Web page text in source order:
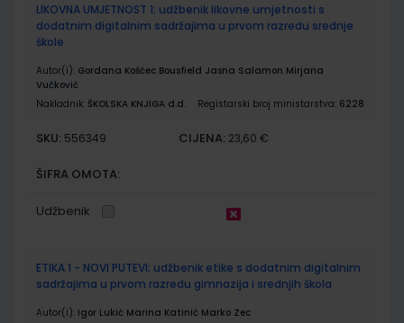
LIKOVNA UMJETNOST 1; udžbenik likovne umjetnosti s
dodatnim digitalnim sadržajima u prvom razredu srednje
škole
Autor(i): Gordana Košćec Bousfield Jasna Salamon Mirjana
Vučković
Nakladnik: ŠKOLSKA KNJIGA d.d. Registarski broj ministarstva: 6228
SKU: 556349 CIJENA: 23,60 €
ŠIFRA OMOTA:
Udžbenik
ETIKA 1 - NOVI PUTEVI; udžbenik etike s dodatnim digitalnim
sadržajima u prvom razredu gimnazija i srednjih škola
Autor(i): Igor Lukić Marina Katinić Marko Zec